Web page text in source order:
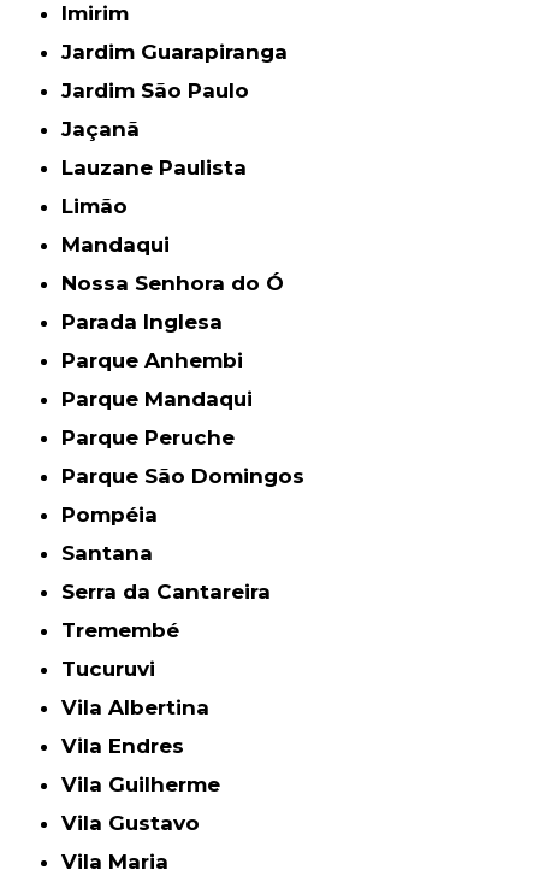
Imirim
Jardim Guarapiranga
Jardim São Paulo
Jaçanã
Lauzane Paulista
Limão
Mandaqui
Nossa Senhora do Ó
Parada Inglesa
Parque Anhembi
Parque Mandaqui
Parque Peruche
Parque São Domingos
Pompéia
Santana
Serra da Cantareira
Tremembé
Tucuruvi
Vila Albertina
Vila Endres
Vila Guilherme
Vila Gustavo
Vila Maria